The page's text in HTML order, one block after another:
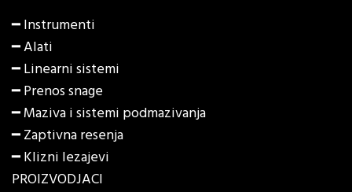
━Instrumenti
━Alati
━Linearni sistemi
━Prenos snage
━Maziva i sistemi podmazivanja
━Zaptivna resenja
━Klizni lezajevi
PROIZVODJACI